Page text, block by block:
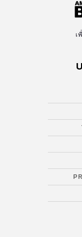
เ